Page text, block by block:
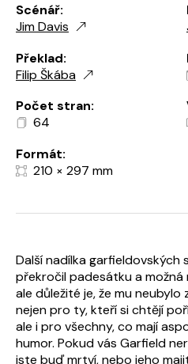
Scénář:
Jim Davis
Překlad:
Filip Škába
Počet stran:
64
Formát:
210 × 297 mm
Další nadílka garfieldovských
překročil padesátku a možná
ale důležité je, že mu
nejen pro ty, kteří si chtějí
ale i pro všechny, co mají
humor. Pokud vás Garfield
jste buď mrtví, nebo jeho